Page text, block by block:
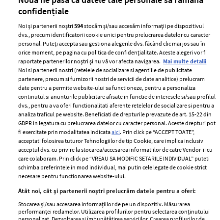
ELLE Style Awards
2024
Despre ELLE
Romania
Contact
Abonamente
Termeni si conditii
Politica de
confidențialitate
Politica de cookies
Publicitate
GSP
Unica
femei
Viva
confidențiale
Noi și partenerii noștri594stocăm și/sau accesăm informații pe dispozitivul
dvs., precum identificatorii cookie unici pentru prelucrarea datelor cu caracter
personal. Puteți accepta sau gestiona alegerile dvs. făcând clic mai jos sau în
orice moment, pe pagina cu politica de confidențialitate. Aceste alegeri vor fi
raportate partenerilor noștri și nu vă vor afecta navigarea. Mai multe detalii
Noi si partenerii nostri (retelele de socializare si agentiile de publicitate
partenere, precum si furnizorii nostri de servicii de date analitice) prelucram
date pentru a permite website-ului sa functioneze, pentru a personaliza
continutul si anunturile publicitare afisate in functie de interesele si/sau profilul
dvs., pentru a va oferi functionalitati aferente retelelor de socializare si pentru a
analiza traficul pe website. Beneficiati de drepturile prevazute de art. 15-22 din
GDPR in legatura cu prelucrarea datelor cu caracter personal. Aceste drepturi pot
fi exercitate prin modalitatea indicataaici. Prin click pe “ACCEPT TOATE”,
acceptati folosirea tuturor Tehnologiilor de tip Cookie, care implica inclusiv
acceptul dvs. cu privire la stocarea/accesarea informatiilor de catre Vendor-ii cu
care colaboram. Prin click pe “VREAU SA MODIFIC SETARILE INDIVIDUAL” puteti
schimba preferintele in mod individual, mai putin cele legate de cookie strict
necesare pentru functionarea website-ului.
Atât noi, cât și partenerii noștri prelucrăm datele pentru a oferi:
Stocarea și/sau accesarea informațiilor de pe un dispozitiv. Măsurarea
performanței reclamelor. Utilizarea profilurilor pentru selectarea conținutului